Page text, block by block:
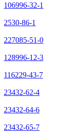
106996-32-1
2530-86-1
227085-51-0
128996-12-3
116229-43-7
23432-62-4
23432-64-6
23432-65-7